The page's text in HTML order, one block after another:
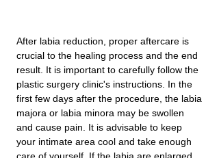
After labia reduction, proper aftercare is
crucial to the healing process and the end
result. It is important to carefully follow the
plastic surgery clinic's instructions. In the
first few days after the procedure, the labia
majora or labia minora may be swollen
and cause pain. It is advisable to keep
your intimate area cool and take enough